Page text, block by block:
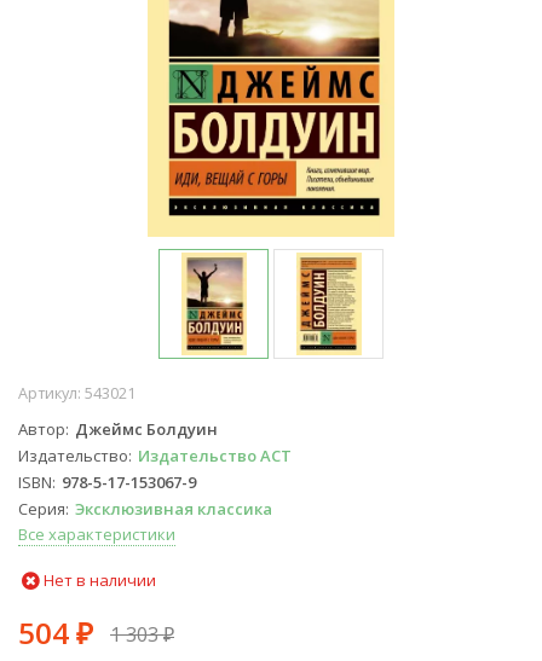
Артикул: 543021
Автор Джеймс Болдуин
Издательство Издательство АСТ
ISBN 978-5-17-153067-9
Серия Эксклюзивная классика
Все характеристики
Нет в наличии
504 ₽ 1 303₽